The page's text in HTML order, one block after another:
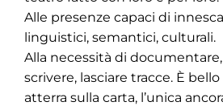
Alle presenze capaci di
linguistici, semantici, culturali.
Alla necessità di
scrivere, lasciare tracce. È
atterra sulla carta, l’unica